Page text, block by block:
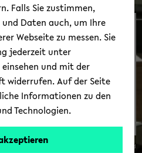
© Uni­ver­si­tät Bie­le­feld
Falls Sie zustimmen,
Daten auch, um Ihre
Webseite zu messen. Sie
jederzeit unter
einsehen und mit der
widerrufen. Auf der Seite
Informationen zu den
Technologien.